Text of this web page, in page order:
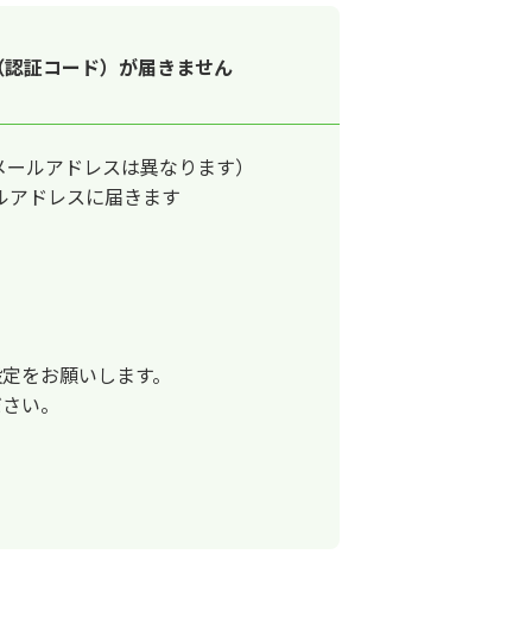
証コード）が届きません
ルアドレスは異なります）
ドレスに届きます
をお願いします。
い。